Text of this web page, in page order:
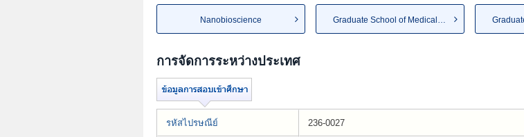
Nanobioscience
การจัดการระหว่างประเทศ
รหัสไปรษณีย์ 236-0027